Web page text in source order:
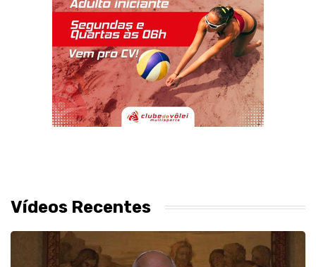
Vídeos Recentes